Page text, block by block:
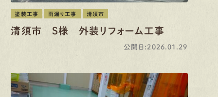
塗装工事 雨漏り工事 清須市
清須市 S様 外装リフォーム工事
公開日:2026.01.29